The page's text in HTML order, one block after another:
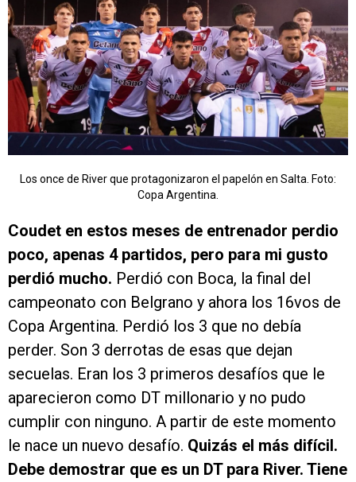
Los once de River que protagonizaron el papelón en Salta. Foto:
Copa Argentina.
Coudet en estos meses de entrenador perdio
poco, apenas 4 partidos, pero para mi gusto
perdió mucho. Perdió con Boca, la final del
campeonato con Belgrano y ahora los 16vos de
Copa Argentina. Perdió los 3 que no debía
perder. Son 3 derrotas de esas que dejan
secuelas. Eran los 3 primeros desafíos que le
aparecieron como DT millonario y no pudo
cumplir con ninguno. A partir de este momento
le nace un nuevo desafío. Quizás el más difícil.
Debe demostrar que es un DT para River. Tiene